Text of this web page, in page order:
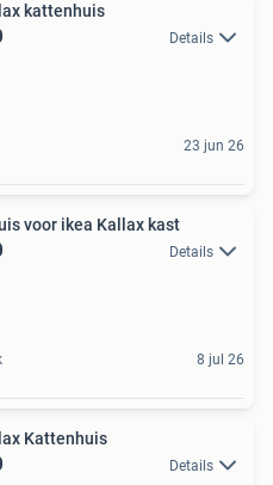
kattenhuis
Details
23 jun 26
voor ikea Kallax kast
Details
8 jul 26
Kattenhuis
Details